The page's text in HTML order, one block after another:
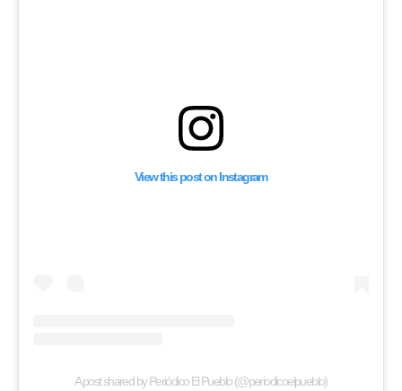
View this post on Instagram
A post shared by Periódico El Pueblo (@periodicoelpueblo)